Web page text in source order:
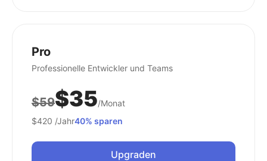
Pro
Professionelle Entwickler und Teams
$59$35/Monat
$420 /Jahr40% sparen
Upgraden